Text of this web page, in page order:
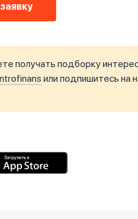
получать подборку
или подпишитесь на